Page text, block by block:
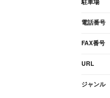
電話番号
FAX番号
URL
ジャンル